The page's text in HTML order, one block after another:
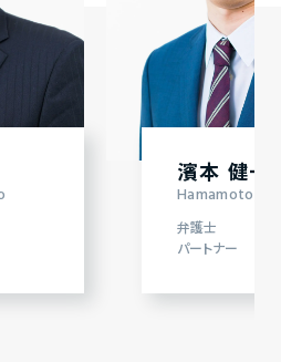
濱本 健一
Hamamoto,
弁護士
パートナー